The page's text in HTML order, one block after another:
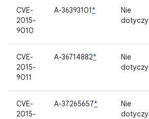
CVE-
2015-
9010
A-36393101*
Nie
dotyczy
CVE-
2015-
9011
A-36714882*
Nie
dotyczy
CVE-
2015-
A-37265657*
Nie
dotyczy